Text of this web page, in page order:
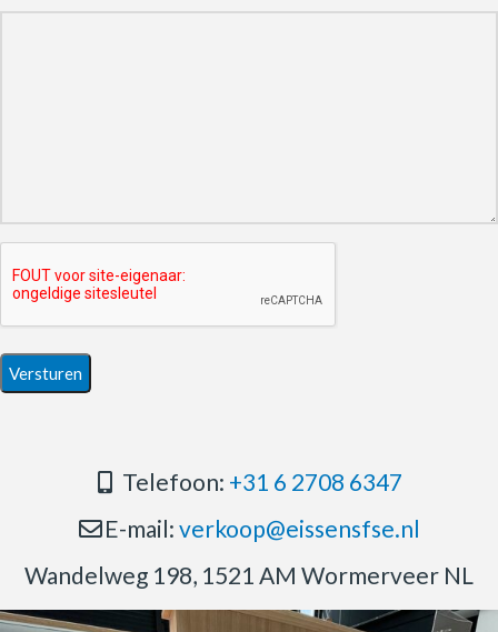
Telefoon: +31 6 2708 6347
E-mail: verkoop@eissensfse.nl
Wandelweg 198, 1521 AM Wormerveer NL